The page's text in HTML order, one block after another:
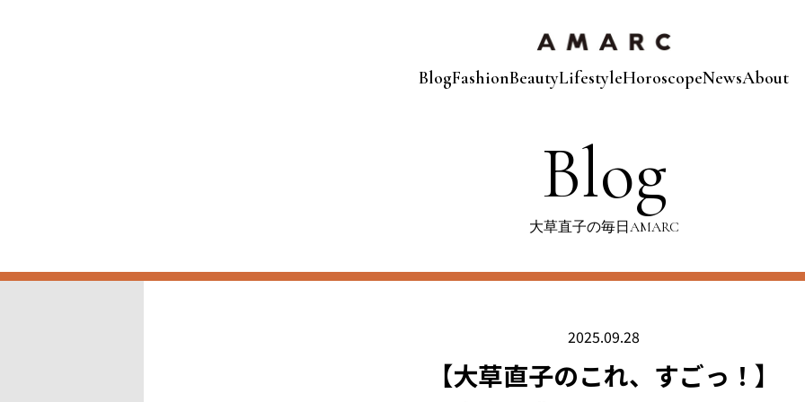
BlogFashionBeautyLifestyleHoroscopeNewsAbout
Blog
大草直子の毎日AMARC
2025.09.28
【大草直子のこれ、すごっ！】